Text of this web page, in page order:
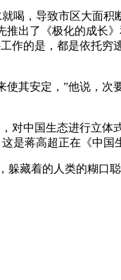
，导致市区大面积
出了《极化的成长
作的是，都是依托
安定，”他说，次
中国生态进行立体
是蒋高超正在《中国
着的人类的糊口